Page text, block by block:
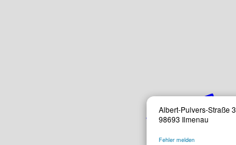
Albert-Pulvers-Straße 3
98693 Ilmenau
Fehler melden